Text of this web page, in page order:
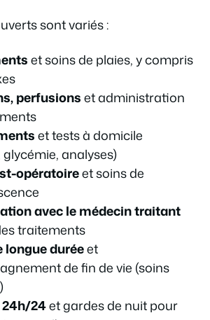
sont variés :
et soins de plaies, y compris
perfusionset administration
et tests à domicile
glycémie, analyses)
opératoireet soins de
avec le médecin traitant
traitements
longue duréeet
de fin de vie (soins
24et gardes de nuit pour